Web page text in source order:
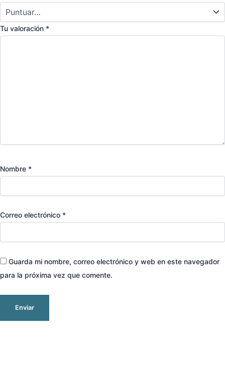
Tu valoración *
Nombre *
Correo electrónico *
Guarda mi nombre, correo electrónico y web en este navegador
para la próxima vez que comente.